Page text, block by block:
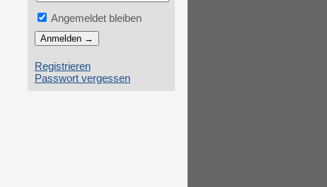
Angemeldet bleiben
Registrieren
Passwort vergessen